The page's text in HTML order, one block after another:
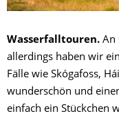
Wasserfalltouren. An
allerdings haben wir
Fälle wie Skógafoss,
wunderschön und
einfach ein Stückchen